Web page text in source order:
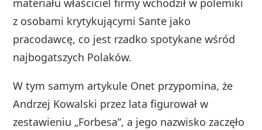
materiału właściciel firmy wchodził w polemiki
z osobami krytykującymi Sante jako
pracodawcę, co jest rzadko spotykane wśród
najbogatszych Polaków.
W tym samym artykule Onet przypomina, że
Andrzej Kowalski przez lata figurował w
zestawieniu „Forbesa”, a jego nazwisko zaczęło